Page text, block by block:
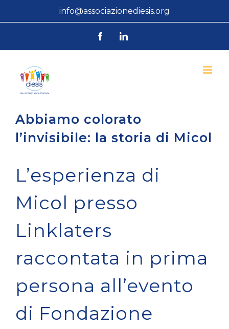
info@associazionediesis.org
FacebookLinkedIn
Abbiamo colorato
l’invisibile: la storia di Micol
L’esperienza di
Micol presso
Linklaters
raccontata in prima
persona all’evento
di Fondazione